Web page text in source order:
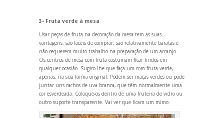
3- Fruta verde à mesa
Usar peças de fruta na decoração da mesa tem as suas
vantagens: são fáceis de comprar, são relativamente baratas e
não requerem muito trabalho na preparação de um arranjo.
Os centros de mesa com fruta costumam ficar lindos em
qualquer ocasião. Sugiro-lhe que faça um com fruta verde,
apenas, na sua forma original. Podem ser maçãs verdes ou pode
juntar uns cachos de uva branca, que têm normalmente uma
cor esverdeada. Coloque-os dentro de uma fruteira de vidro ou
outro suporte transparente. Vai ver que ficam um mimo.